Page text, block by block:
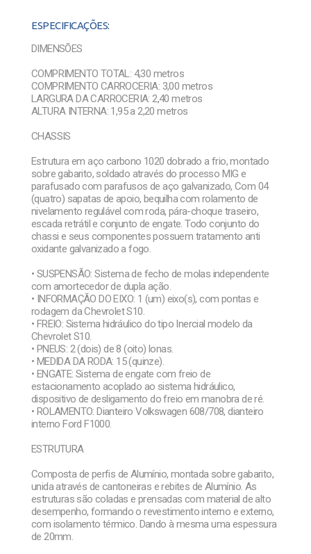
ESPECIFICAÇÕES:
DIMENSÕES
COMPRIMENTO TOTAL: 4,30 metros
COMPRIMENTO CARROCERIA: 3,00 metros
LARGURA DA CARROCERIA: 2,40 metros
ALTURA INTERNA: 1,95 a 2,20 metros
CHASSIS
Estrutura em aço carbono 1020 dobrado a frio, montado
sobre gabarito, soldado através do processo MIG e
parafusado com parafusos de aço galvanizado, Com 04
(quatro) sapatas de apoio, bequilha com rolamento de
nivelamento regulável com roda, pára-choque traseiro,
escada retrátil e conjunto de engate. Todo conjunto do
chassi e seus componentes possuem tratamento anti
oxidante galvanizado a fogo.
• SUSPENSÃO: Sistema de fecho de molas independente
com amortecedor de dupla ação.
• INFORMAÇÃO DO EIXO: 1 (um) eixo(s), com pontas e
rodagem da Chevrolet S10.
• FREIO: Sistema hidráulico do tipo Inercial modelo da
Chevrolet S10.
• PNEUS: 2 (dois) de 8 (oito) lonas.
• MEDIDA DA RODA: 15 (quinze).
• ENGATE: Sistema de engate com freio de
estacionamento acoplado ao sistema hidráulico,
dispositivo de desligamento do freio em manobra de ré.
• ROLAMENTO: Dianteiro Volkswagen 608/708, dianteiro
interno Ford F1000.
ESTRUTURA
Composta de perfis de Alumínio, montada sobre gabarito,
unida através de cantoneiras e rebites de Alumínio. As
estruturas são coladas e prensadas com material de alto
desempenho, formando o revestimento interno e externo,
com isolamento térmico. Dando à mesma uma espessura
de 20mm.